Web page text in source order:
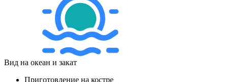
Вид на океан и закат
Приготовление на костре